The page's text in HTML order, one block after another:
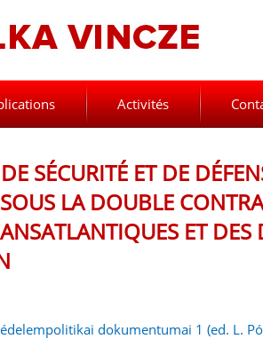
Activités
SÉCURITÉ ET DE
LA DOUBLE
ET
dokumentumai 1 (ed. L.